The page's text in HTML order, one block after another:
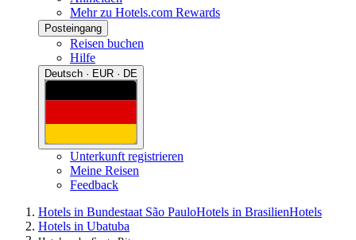
Mehr zu Hotels.com Rewards
Posteingang
Reisen buchen
Hilfe
Deutsch · EUR · DE
Unterkunft registrieren
Meine Reisen
Feedback
Hotels in Bundestaat São PauloHotels in BrasilienHotels
Hotels in Ubatuba